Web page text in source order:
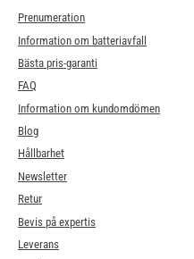
Prenumeration
Information om batteriavfall
Bästa pris-garanti
FAQ
Information om kundomdömen
Blog
Hållbarhet
Newsletter
Retur
Bevis på expertis
Leverans